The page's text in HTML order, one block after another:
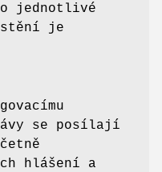
jednotlivé
je
se posílají
hlášení a